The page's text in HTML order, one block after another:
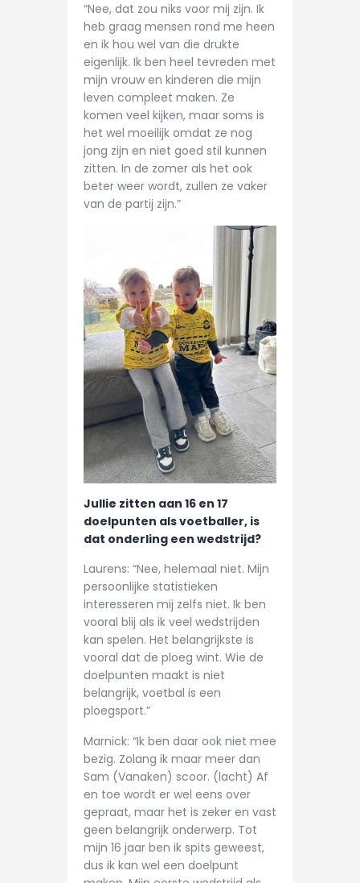
“Nee, dat zou niks voor mij zijn. Ik
heb graag mensen rond me heen
en ik hou wel van die drukte
eigenlijk. Ik ben heel tevreden met
mijn vrouw en kinderen die mijn
leven compleet maken. Ze
komen veel kijken, maar soms is
het wel moeilijk omdat ze nog
jong zijn en niet goed stil kunnen
zitten. In de zomer als het ook
beter weer wordt, zullen ze vaker
van de partij zijn.”
Jullie zitten aan 16 en 17
doelpunten als voetballer, is
dat onderling een wedstrijd?
Laurens: “Nee, helemaal niet. Mijn
persoonlijke statistieken
interesseren mij zelfs niet. Ik ben
vooral blij als ik veel wedstrijden
kan spelen. Het belangrijkste is
vooral dat de ploeg wint. Wie de
doelpunten maakt is niet
belangrijk, voetbal is een
ploegsport.”
Marnick: “Ik ben daar ook niet mee
bezig. Zolang ik maar meer dan
Sam (Vanaken) scoor. (lacht) Af
en toe wordt er wel eens over
gepraat, maar het is zeker en vast
geen belangrijk onderwerp. Tot
mijn 16 jaar ben ik spits geweest,
dus ik kan wel een doelpunt